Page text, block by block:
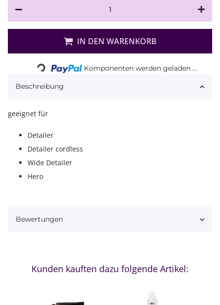
IN DEN WARENKORB
Loading... Komponenten werden geladen ...
Beschreibung
geeignet für
Detailer
Detailer cordless
Wide Detailer
Hero
Bewertungen
Kunden kauften dazu folgende Artikel: